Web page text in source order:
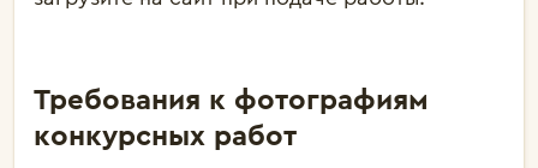
Требования к фотографиям
конкурсных работ